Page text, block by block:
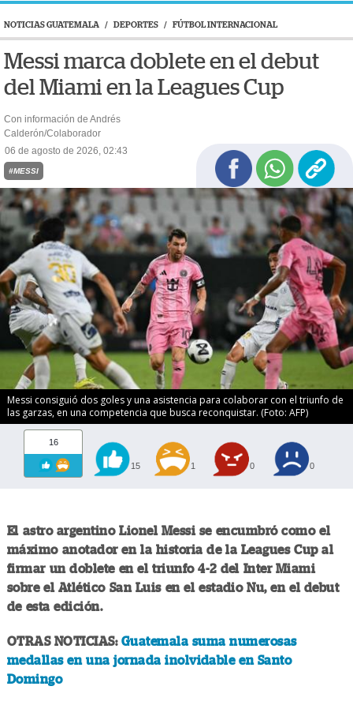
NOTICIAS GUATEMALA / DEPORTES / FÚTBOL INTERNACIONAL
Messi marca doblete en el debut
del Miami en la Leagues Cup
Con información de Andrés
Calderón/Colaborador
06 de agosto de 2026, 02:43
#MESSI
Messi consiguió dos goles y una asistencia para colaborar con el triunfo de
las garzas, en una competencia que busca reconquistar. (Foto: AFP)
16
15 1 0 0
El astro argentino Lionel Messi se encumbró como el
máximo anotador en la historia de la Leagues Cup al
firmar un doblete en el triunfo 4-2 del Inter Miami
sobre el Atlético San Luis en el estadio Nu, en el debut
de esta edición.
OTRAS NOTICIAS: Guatemala suma numerosas
medallas en una jornada inolvidable en Santo
Domingo